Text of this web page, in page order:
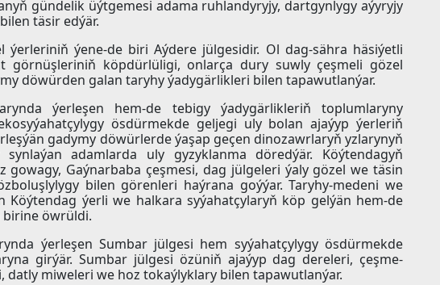
gündelik üýtgemesi adama ruhlandyryjy, dartgynlygy aýyryjy
täsir edýär.
ýerleriniň ýene-de biri Aýdere jülgesidir. Ol dag-sähra häsiýetli
görnüşleriniň köpdürlüligi, onlarça dury suwly çeşmeli gözel
döwürden galan taryhy ýadygärlikleri bilen tapawutlanýar.
ýerleşen hem-de tebigy ýadygärlikleriň toplumlaryny
ösdürmekde geljegi uly bolan ajaýyp ýerleriň
gadymy döwürlerde ýaşap geçen dinozawrlaryň yzlarynyň
adamlarda uly gyzyklanma döredýär. Köýtendagyň
gowagy, Gaýnarbaba çeşmesi, dag jülgeleri ýaly gözel we täsin
bilen görenleri haýrana goýýar. Taryhy-medeni we
Köýtendag ýerli we halkara syýahatçylaryň köp gelýän hem-de
öwrüldi.
ýerleşen Sumbar jülgesi hem syýahatçylygy ösdürmekde
girýär. Sumbar jülgesi özüniň ajaýyp dag dereleri, çeşme-
datly miweleri we hoz tokaýlyklary bilen tapawutlanýar.